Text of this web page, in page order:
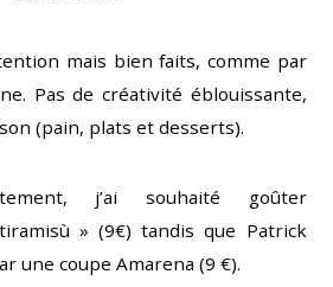
mais bien faits, comme par
Pas de créativité éblouissante,
(pain, plats et desserts).
j’ai souhaité goûter
» (9€) tandis que Patrick
une coupe Amarena (9 €).